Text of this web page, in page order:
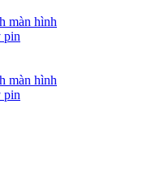
màn hình
pin
màn hình
pin